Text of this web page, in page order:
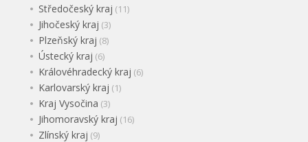
Středočeský kraj (11)
Jihočeský kraj (3)
Plzeňský kraj (8)
Ústecký kraj (6)
Královéhradecký kraj (6)
Karlovarský kraj (1)
Kraj Vysočina (3)
Jihomoravský kraj (16)
Zlínský kraj (9)